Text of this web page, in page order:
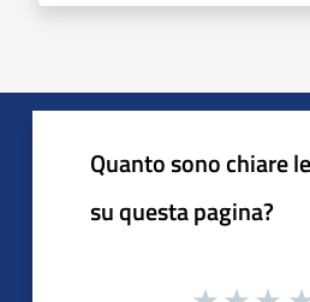
Quanto sono chiare
su questa pagina?